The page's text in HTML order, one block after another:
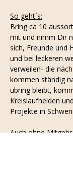
So geht´s:
Bring ca 10
mit und nimm Dir
sich, Freunde und
und bei leckeren
verweilen- die
kommen ständig
übring bleibt,
Kreislaufhelden
Projekte in
Auch ohne